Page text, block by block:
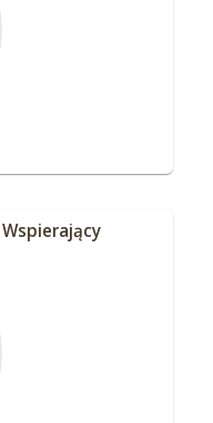
Wspierający